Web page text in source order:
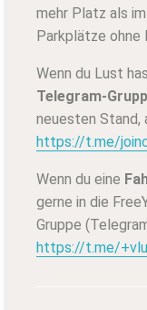
mehr Platz als
Parkplätze ohne
Wenn du Lust
Telegram-
neuesten Stand,
https://t.me/
Wenn du eine
gerne in die
Gruppe
https://t.me/